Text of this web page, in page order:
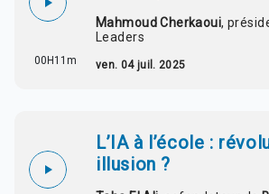
00H11m
Mahmoud Cherkaoui,
Leaders
ven. 04 juil. 2025
L’IA à l’école :
illusion ?